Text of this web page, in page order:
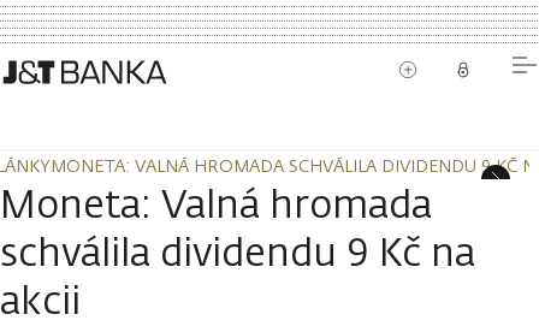
MONETA: VALNÁ HROMADA SCHVÁLILA DIVIDENDU 9 KČ
MONETA: VALNÁ HROMADA SCHVÁLILA DIVIDENDU 9 KČ
Moneta: Valná hromada
schválila dividendu 9 Kč na
akcii